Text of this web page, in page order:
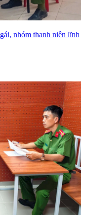
nhóm thanh niên lĩnh